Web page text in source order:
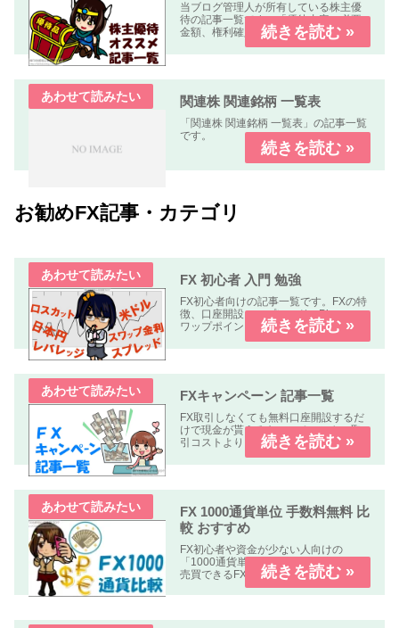
当ブログ管理人が所有している株主優
待の記事一覧です。「優待内容、必要
金額、権利確定日、優待到着日、使用
期限、優待利回り、配当利回り、オス
スメ度」などについて解説します。
関連株 関連銘柄 一覧表
「関連株 関連銘柄 一覧表」の記事一覧
です。
お勧めFX記事・カテゴリ
FX 初心者 入門 勉強
FX初心者向けの記事一覧です。FXの特
徴、口座開設、スプレッド、Pips、ス
ワップポイント、レバレッジ、ロン
グ、ショート、ロット、ロスカットな
どについて解説します、
FXキャンペーン 記事一覧
FX取引しなくても無料口座開設するだ
けで現金が貰えるキャンペーンや、取
引コストよりも貰える金額の方が多い
オトクなキャンペーン中心に掲載して
います。
FX 1000通貨単位 手数料無料 比
較 おすすめ
FX初心者や資金が少ない人向けの
「1000通貨単位以下、手数料無料」で
売買できるFX業者の比較記事です。